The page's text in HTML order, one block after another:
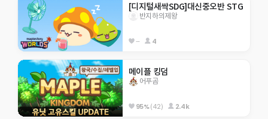
[디지털새싹SDG]대신중오반 STG
반지하의제왕
-- 4
메이플 킹덤
어푸곰
95%(42) 2.4k